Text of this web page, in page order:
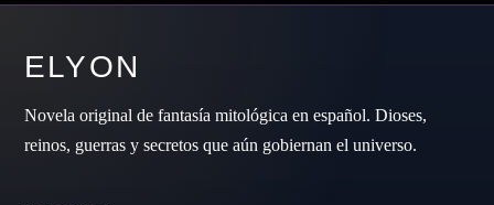
ELYON
Novela original de fantasía mitológica en español. Dioses,
reinos, guerras y secretos que aún gobiernan el universo.